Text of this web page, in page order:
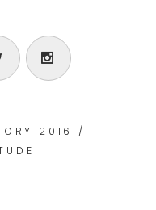
2016 /